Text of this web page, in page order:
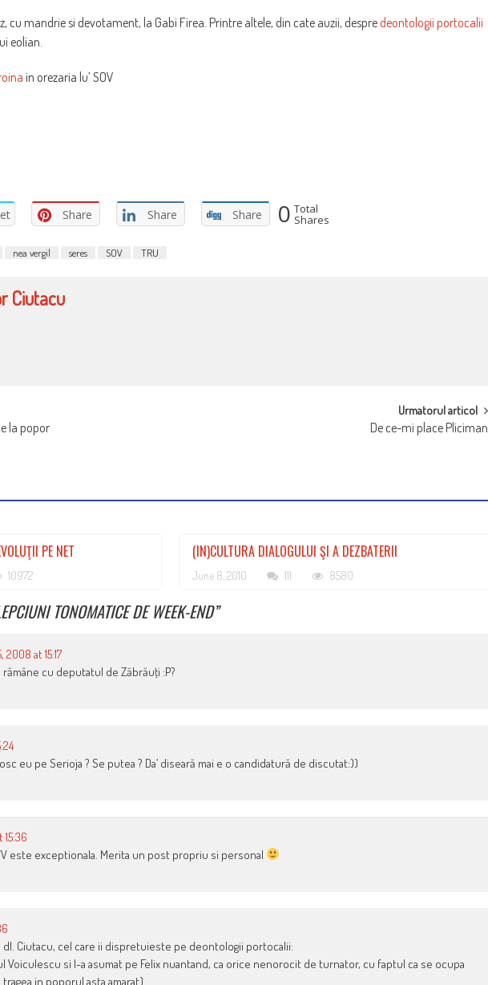
cu mandrie si devotament, la Gabi Firea. Printre altele, din cate auzii, despredeontologii portocalii
eolian.
in orezaria lu’ SOV
Share Share Share 0 Total
Shares
nea vergil seres SOV TRU
Ciutacu
la popor
Urmatorul articol
De ce-mi place Pliciman
PE NET
10972
(IN)CULTURA DIALOGULUI ŞI A DEZBATERII
June 8, 2010 111 8580
TONOMATICE DE WEEK-END”
2008 at 15:17
rămâne cu deputatul de Zăbrăuţi :P?
eu pe Serioja ? Se putea ? Da’ diseară mai e o candidatură de discutat:))
este exceptionala. Merita un post propriu si personal
Ciutacu, cel care ii dispretuieste pe deontologii portocalii:
Voiculescu si l-a asumat pe Felix nuantand, ca orice nenorocit de turnator, cu faptul ca se ocupa
in poporul asta amarat).